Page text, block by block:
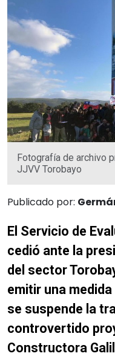
Fotografía de archivo
JJVV Torobayo
Publicado por:
El Servicio de
cedió ante la
del sector
emitir una
se suspende la
controvertido
Constructora